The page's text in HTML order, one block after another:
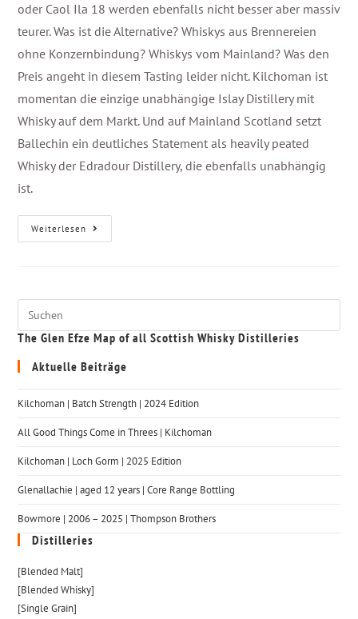
oder Caol Ila 18 werden ebenfalls nicht besser aber massiv
teurer. Was ist die Alternative? Whiskys aus Brennereien
ohne Konzernbindung? Whiskys vom Mainland? Was den
Preis angeht in diesem Tasting leider nicht. Kilchoman ist
momentan die einzige unabhängige Islay Distillery mit
Whisky auf dem Markt. Und auf Mainland Scotland setzt
Ballechin ein deutliches Statement als heavily peated
Whisky der Edradour Distillery, die ebenfalls unabhängig
ist.
Weiterlesen
The Glen Efze Map of all Scottish Whisky Distilleries
Aktuelle Beiträge
Kilchoman | Batch Strength | 2024 Edition
All Good Things Come in Threes | Kilchoman
Kilchoman | Loch Gorm​ | 2025 Edition
Glenallachie | aged 12 years | Core Range Bottling
Bowmore | 2006 – 2025 | Thompson Brothers
Distilleries
[Blended Malt]
[Blended Whisky]
[Single Grain]